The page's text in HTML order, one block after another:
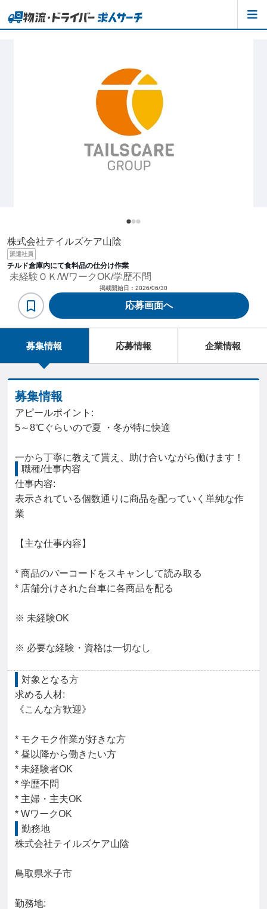
株式会社テイルズケア山陰
派遣社員
チルド倉庫内にて食料品の仕分け作業
未経験ＯＫ/WワークOK/学歴不問
掲載開始日： 2026/06/30
応募画面へ
募集情報 応募情報 企業情報
募集情報
アピールポイント:
5～8℃ぐらいので夏 ・冬が特に快適
一から丁寧に教えて貰え、助け合いながら働けます！
職種/仕事内容
仕事内容:
表示されている個数通りに商品を配っていく単純な作
業
【主な仕事内容】
* 商品のバーコードをスキャンして読み取る
* 店舗分けされた台車に各商品を配る
※ 未経験OK
※ 必要な経験・資格は一切なし
対象となる方
求める人材:
《こんな方歓迎》
* モクモク作業が好きな方
* 昼以降から働きたい方
* 未経験者OK
* 学歴不問
* 主婦・主夫OK
* WワークOK
勤務地
株式会社テイルズケア山陰
鳥取県米子市
勤務地: